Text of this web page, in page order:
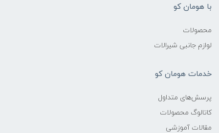
با هومان کو
محصولات
لوازم جانبی شیرالات
خدمات هومان کو
پرسش‌های متداول
کاتالوگ محصولات
مقالات آموزشی